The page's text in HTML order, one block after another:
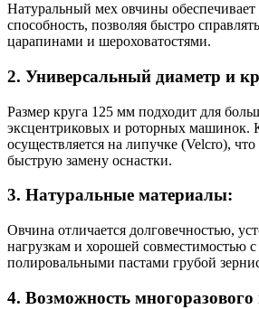
Натуральный мех овчины
способность, позволяя быстро
царапинами и шероховатостями.
2. Универсальный диаметр и
Размер круга 125 мм подходит для
эксцентриковых и роторных машинок.
осуществляется на липучке (Velcro), что
быструю замену оснастки.
3. Натуральные материалы:
Овчина отличается долговечностью,
нагрузкам и хорошей совместимостью
полировальными пастами грубой
4. Возможность